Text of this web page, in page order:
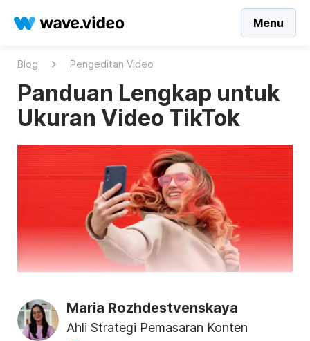
Menu
Blog Pengeditan Video
Panduan Lengkap untuk
Ukuran Video TikTok
Maria Rozhdestvenskaya
Ahli Strategi Pemasaran Konten